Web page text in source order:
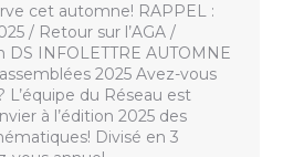
cet automne! RAPPEL :
/ Retour sur l’AGA /
DS INFOLETTRE AUTOMNE
2025 Avez-vous
L’équipe du Réseau est
à l’édition 2025 des
Divisé en 3